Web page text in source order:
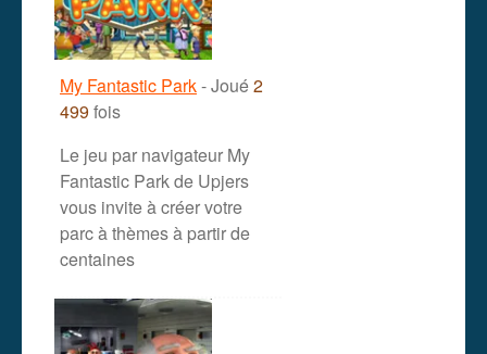
My Fantastic Park- Joué2
499fois
Le jeu par navigateur My
Fantastic Park de Upjers
vous invite à créer votre
parc à thèmes à partir de
centaines